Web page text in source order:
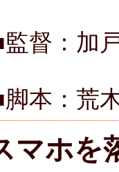
監督：加
脚本：荒
ホを